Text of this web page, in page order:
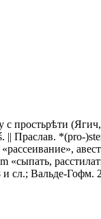
с простьрѣти
|| Праслав. *(pro-
«сыпать,
сл.; Вальде-Гофм.